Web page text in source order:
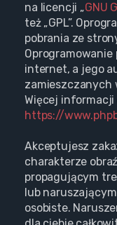
na licencji „GNU
też „GPL”.
pobrania ze
Oprogramowanie
internet, a jego
zamieszczanych
Więcej informacji
https://
Akceptujesz
charakterze
propagującym
lub
osobiste.